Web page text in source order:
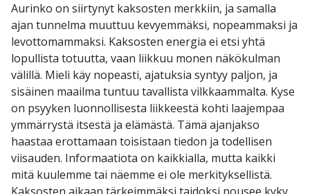
Aurinko on siirtynyt kaksosten merkkiin, ja samalla
ajan tunnelma muuttuu kevyemmäksi, nopeammaksi ja
levottomammaksi. Kaksosten energia ei etsi yhtä
lopullista totuutta, vaan liikkuu monen näkökulman
välillä. Mieli käy nopeasti, ajatuksia syntyy paljon, ja
sisäinen maailma tuntuu tavallista vilkkaammalta. Kyse
on psyyken luonnollisesta liikkeestä kohti laajempaa
ymmärrystä itsestä ja elämästä. Tämä ajanjakso
haastaa erottamaan toisistaan tiedon ja todellisen
viisauden. Informaatiota on kaikkialla, mutta kaikki
mitä kuulemme tai näemme ei ole merkityksellistä.